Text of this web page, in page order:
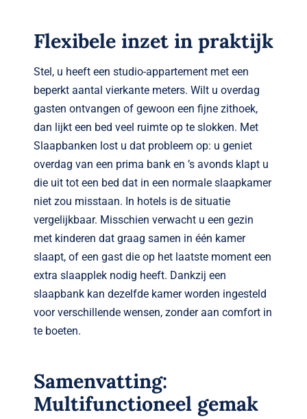
Flexibele inzet in praktijk
Stel, u heeft een studio-appartement met een
beperkt aantal vierkante meters. Wilt u overdag
gasten ontvangen of gewoon een fijne zithoek,
dan lijkt een bed veel ruimte op te slokken. Met
Slaapbanken lost u dat probleem op: u geniet
overdag van een prima bank en ’s avonds klapt u
die uit tot een bed dat in een normale slaapkamer
niet zou misstaan. In hotels is de situatie
vergelijkbaar. Misschien verwacht u een gezin
met kinderen dat graag samen in één kamer
slaapt, of een gast die op het laatste moment een
extra slaapplek nodig heeft. Dankzij een
slaapbank kan dezelfde kamer worden ingesteld
voor verschillende wensen, zonder aan comfort in
te boeten.
Samenvatting:
Multifunctioneel gemak